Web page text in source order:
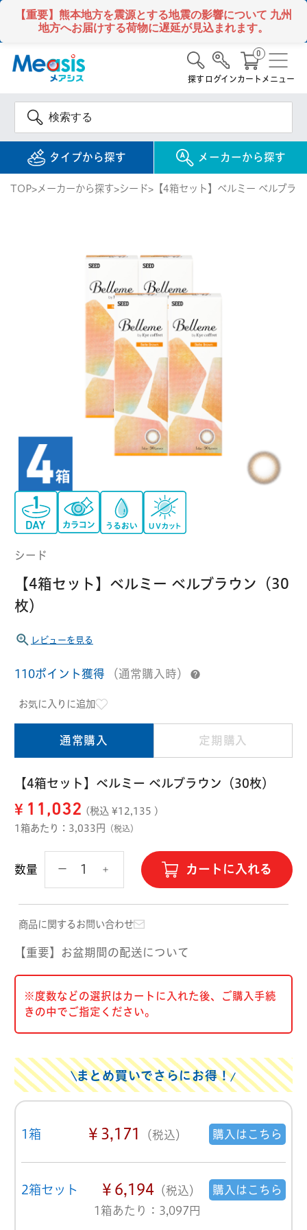
【重要】熊本地方を震源とする地震の影響について 九州
地方へお届けする荷物に遅延が見込まれます。
タイプから探す メーカーから探す
探す ログインカート
0
メニュー
1MONTH / 1ヶ月 使い捨て
乱視用コンタクトレンズ
遠近両用コンタクトレンズ
カラー コンタクトレンズ
ハード コンタクトレンズ
ソフト
定期便
ソフト・使い捨て用
オプション品
メアシス
ジョンソン&ジョンソ
クーパービジョン ボシュロム
日本アルコン シード
アイレ
アイミー 東レ
検 索
INFORMATION
MYコンタクト（らくらく再購入）
はじめての方へ
おトク定期便
Myクーポン
ご利用案内
当社について
TOP メーカーから探す シード 【4箱セット】ベルミー ベルブラ
シード
【4箱セット】ベルミー ベルブラウン（30
枚）
レビューを見る
110ポイント獲得 （通常購入時）
お気に入りに追加
通常購入 定期購入
【4箱セット】ベルミー ベルブラウン（30枚）
¥ 11,032 (税込 ¥12,135 )
1箱あたり：3,033円
（税込）
数量 カートに入れる
商品に関するお問い合わせ
【重要】お盆期間の配送について
※度数などの選択はカートに入れた後、ご購入手続
きの中でご指定ください。
まとめ買いでさらにお得！
1箱 ￥3,171 （税込） 購入はこちら
2箱セット ￥6,194 （税込）
1箱あたり：3,097円
購入はこちら